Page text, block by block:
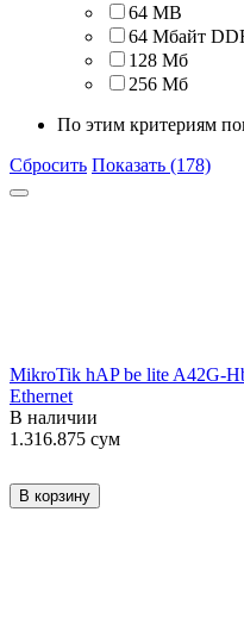
64 MB
64 Мбайт
128 Мб
256 Мб
По этим критериям
Сбросить Показать (178)
MikroTik hAP be lite A42G-
Ethernet
В наличии
1.316.875 сум
В корзину